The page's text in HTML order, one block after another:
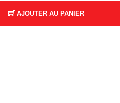
AJOUTER AU PANIER